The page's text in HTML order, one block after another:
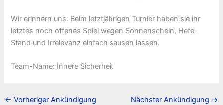
Wir erinnern uns: Beim letztjährigen Turnier haben sie ihr
letztes noch offenes Spiel wegen Sonnenschein, Hefe-
Stand und Irrelevanz einfach sausen lassen.
Team-Name: Innere Sicherheit
← Vorheriger Ankündigung Nächster Ankündigung →